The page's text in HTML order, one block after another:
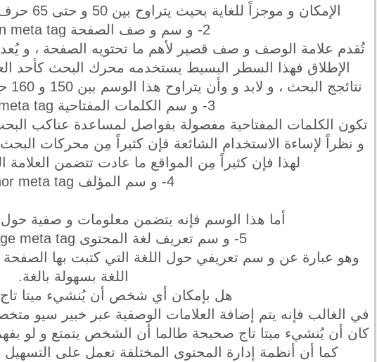
الإمكان و موجزاً للغاية بحيث يتراوح بين 50 و حتى 65 حرف بما في ذلك النقاط و المسافات.
2- و سم و صف الصفحة Description meta tag
تُقدم علامة الوصف و صف قصير لأهم ما تحتويه الصفحة ، و
الإطلاق فهذا السطر البسيط يستخدمه محرك البحث كأحد
نتائجج البحث ، و لابد و وأن يتراوح هذا الوسم بين 150 و 160 حرف بما في ذلك النقاط و المسافات.
3- و سم الكلمات المفتاحية Keywords meta tag
تكون الكلمات المفتاحية مفصولة بفواصل لمساعدة عناكب
و نظراً لإساءة الاستخدام الشائعة فإن كثيراً مِن محركات
لهذا فإن كثيراً مِن المواقع ما عادت تتضمن العلامة
4- و سم المؤلف Author meta tag
أما هذا الوسم فإنه يتضمن معلومات و صفية
5- و سم تعريف لغة المحتوى Content Language meta tag
وهو عبارة عن و سم تعريفي حول اللغة التي كتبت بها الصفحة ،
اللغة بسهولة بالغة.
هل بإمكان أي شخص أن يُنشيء ميتا
في الغالب فإنه يتم إضافة العلامات الوصفية عبر خبير سيو
كان أن يُنشيء ميتا تاج صحيحة طالما أن الشخص يتمتع و لو
كما أن أنظمة إدارة المحتوى المختلفة تعمل على التسهيل